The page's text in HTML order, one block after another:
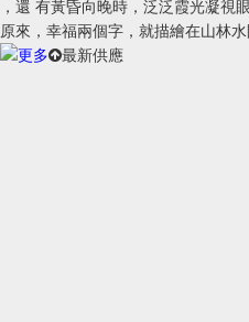
，還 有黃昏向晚時，泛泛霞光凝視
原來，幸福兩個字，就描繪在山林
最新供應